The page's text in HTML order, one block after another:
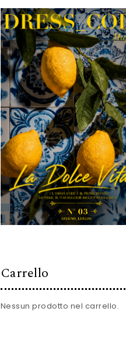
Carrello
Nessun prodotto nel carrello.